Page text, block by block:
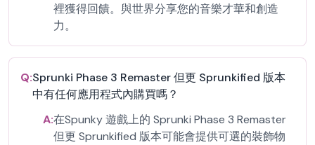
裡獲得回饋。與世界分享您的音樂才華和創造
力。
Q:Sprunki Phase 3 Remaster 但更 Sprunkified 版本
中有任何應用程式內購買嗎？
A:在Spunky 遊戲上的 Sprunki Phase 3 Remaster
但更 Sprunkified 版本可能會提供可選的裝飾物